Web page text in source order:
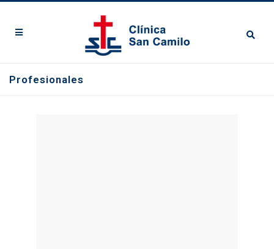
Profesionales